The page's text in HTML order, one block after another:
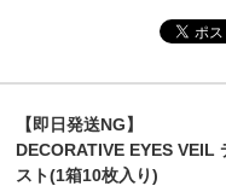
【即日発送NG】
DECORATIVE EYES VEIL
スト(1箱10枚入り)